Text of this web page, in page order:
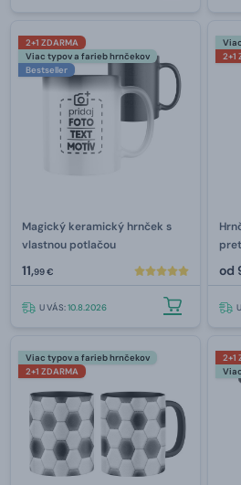
2+1 ZDARMA
Viac typov a farieb hrnčekov
Bestseller
Magický keramický hrnček s
vlastnou potlačou
11,99 €
U VÁS:10.8.2026
2+1
od
Viac typov a farieb hrnčekov
2+1 ZDARMA
2+1